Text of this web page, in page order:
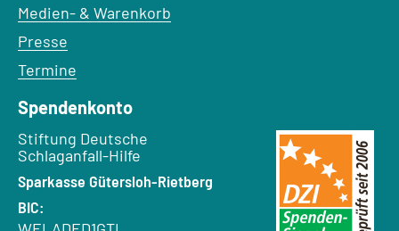
Medien- & Warenkorb
Presse
Termine
Spendenkonto
Empfänger:
Stiftung Deutsche
Schlaganfall-Hilfe
Bank:
Sparkasse Gütersloh-Rietberg
BIC: